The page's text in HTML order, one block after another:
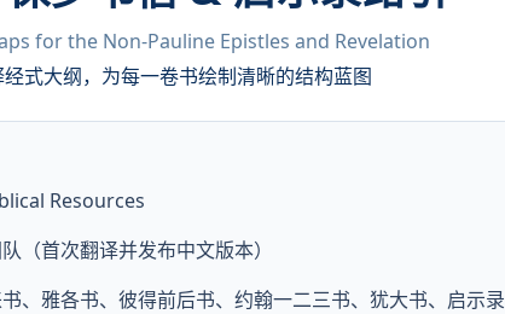
for the Non-Pauline Epistles and Revelation
经式大纲，为每一卷书绘制清晰的结构蓝图
Resources
（首次翻译并发布中文版本）
、雅各书、彼得前后书、约翰一二三书、犹大书、启示录